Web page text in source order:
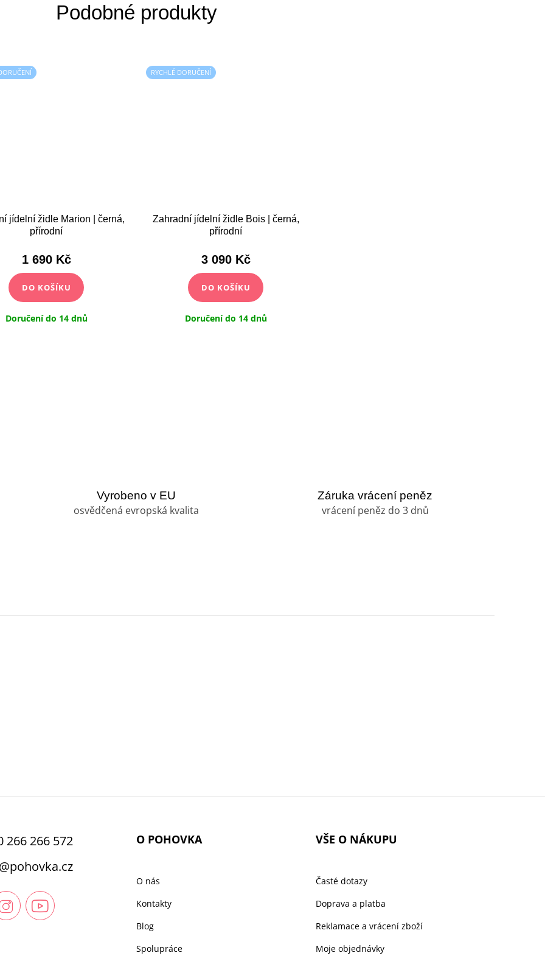
jídelní židle Marion | černá,
přírodní
1 690 Kč
DO KOŠÍKU
Doručení do 14 dnů
RYCHLÉ DORUČENÍ
Zahradní jídelní židle Bois | černá,
přírodní
3 090 Kč
DO KOŠÍKU
Doručení do 14 dnů
Vyrobeno v EU
osvědčená evropská kvalita
Záruka vrácení peněz
vrácení peněz do 3 dnů
266 266 572
@pohovka.cz
O POHOVKA
O nás
Kontakty
Blog
Spolupráce
VŠE O NÁKUPU
Časté dotazy
Doprava a platba
Reklamace a vrácení zboží
Moje objednávky